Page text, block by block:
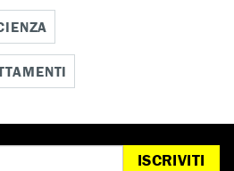
ISCRIVITI